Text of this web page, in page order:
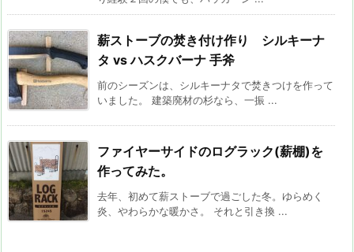
薪ストーブの焚き付け作り シルキーナ
タ vs ハスクバーナ 手斧
前のシーズンは、シルキーナタで焚きつけを作って
いました。 建築廃材の杉なら、一振 ...
ファイヤーサイドのログラック(薪棚)を
作ってみた。
去年、初めて薪ストーブで過ごした冬。ゆらめく
炎、やわらかな暖かさ。 それと引き換 ...